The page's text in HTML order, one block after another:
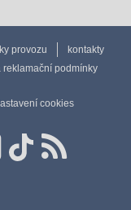
provozu
kontakty
reklamační podmínky
cookies